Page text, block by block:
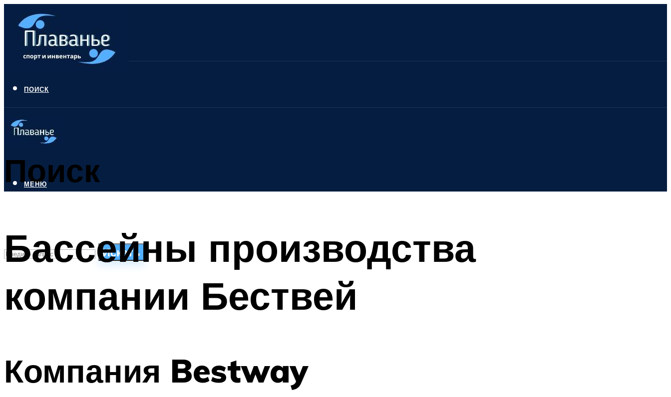
ПОИСК
Поиск
Искать
ПЛАВАНЬЕ ДЛЯ ДЕТЕЙ
ПЛАВАНЬЕ ДЛЯ ПОХУДЕНИЯ
МЕНЮ
МЕНЮ
Бассейны производства
компании Бествей
Компания Bestway